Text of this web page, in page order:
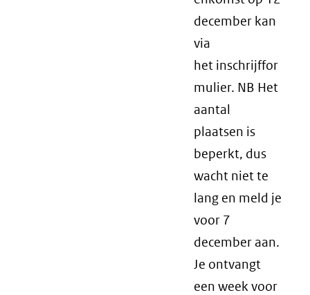
december kan
via
het inschrijffor
mulier. NB Het
aantal
plaatsen is
beperkt, dus
wacht niet te
lang en meld je
voor 7
december aan.
Je ontvangt
een week voor